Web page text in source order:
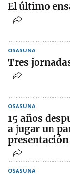
El último
OSASUNA
Tres
OSASUNA
15 años
a jugar un
presentación
OSASUNA